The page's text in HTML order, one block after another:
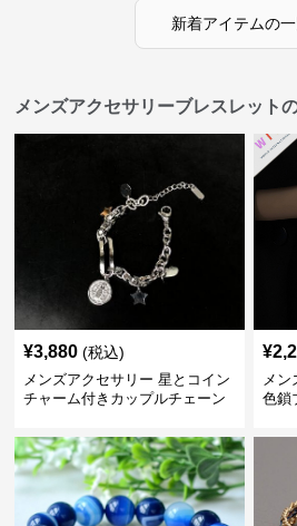
新着アイテムの
メンズアクセサリーブレスレット
¥3,880 (税込)
メンズアクセサリー 星とコイン
チャーム付きカップルチェーン
¥
メン
色鎖